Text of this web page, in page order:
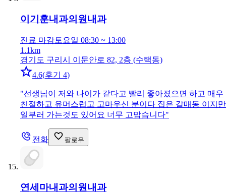
이기훈내과의원 내과
진료 마감토요일 08:30 ~ 13:00
1.1km
경기도 구리시 이문안로 82, 2층 (수택동)
4.6(후기 4)
"선생님이 저와 나이가 같다고 빨리 좋아졌으면 하고 매우
친절하고 유머스럽고 고마우신 분이다 집은 갈매동 이지만
일부러 가는것도 있어요 너무 고맙습니다"
전화 팔로우
연세마내과의원 내과